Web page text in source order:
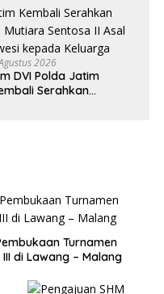
Taruna Akademi
2026
DVI Polda Jatim
Serahkan
Turnamen
di Lawang – Malang